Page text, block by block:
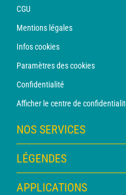
CGU
Mentions légales
Infos cookies
Paramètres des cookies
Confidentialité
Afficher le centre de
NOS SERVICES
Abonnement METEO Xpert
Abonnement METEO PRO
LÉGENDES
Légende des cartes
APPLICATIONS